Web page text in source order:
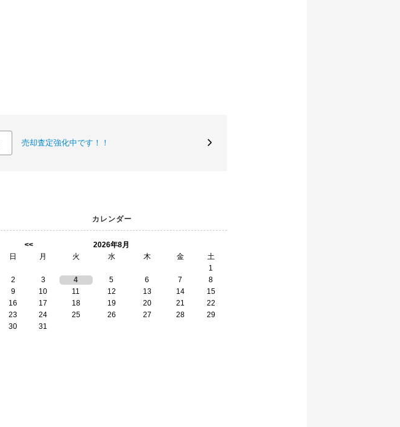
売却査定強化中です！！
カレンダー
<<
2026年8月
日
月 火 水 木 金
土
1
2
3 4 5 6 7
8
9
10 11 12 13 14
15
16
17 18 19 20 21
22
23
24 25 26 27 28
29
30
31